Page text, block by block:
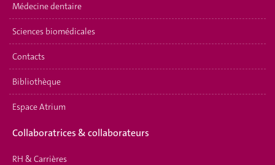
Médecine dentaire
Sciences biomédicales
Contacts
Bibliothèque
Espace Atrium
Collaboratrices & collaborateurs
RH & Carrières